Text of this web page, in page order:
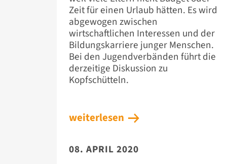
Zeit für einen Urlaub hätten. Es wird
abgewogen zwischen
wirtschaftlichen Interessen und der
Bildungskarriere junger Menschen.
Bei den Jugendverbänden führt die
derzeitige Diskussion zu
Kopfschütteln.
weiterlesen
08. APRIL 2020